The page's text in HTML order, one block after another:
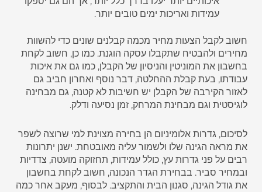
עמידות ואריכות ימים טובים יותר.
חשוב לקבל הצעות מחיר מכמה קבלנים שונים כדי להשוות
מחירים ולהבטיח שתקבלו עסקה הוגנת. כמו כן, חשוב לקחת
בחשבון את המוניטין והניסיון של הקבלן, כמו גם את איכות
עבודתו, בעת קבלת ההחלטה, דבר נוסף ואחרון חביב גם
לאזור הקירבה של הקבלן יש חשיבות לא קטנה, גם מבחינה
לוגיסטית וגם מבחינת המרחק, זמן נסיעה ודלק.
לסיכום, גדרות אלומיניום הן בחירה מצוינת למי שרוצה לשפר
את מראה הגינה שלו ולשמור עליה מאובטחת. ישנן יתרונות
רבים על פני גדרות עץ, כולל עמידות, תחזוקה מועטה, צדדיות
ובמחיר סביר. בבחירת הגדר הנכונה, חשוב לקחת בחשבון
את גודל הגינה, סגנון הבית והתקציב. לבסוף, מעקב אחר כמה